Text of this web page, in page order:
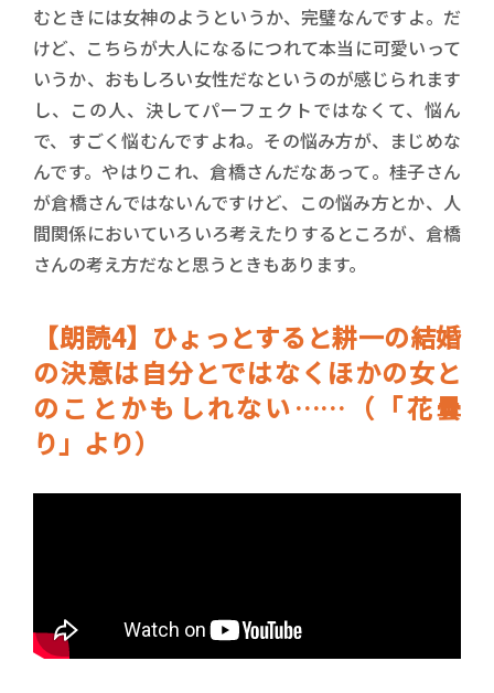
むときには女神のようというか、完璧なんですよ。だ
けど、こちらが大人になるにつれて本当に可愛いって
いうか、おもしろい女性だなというのが感じられます
し、この人、決してパーフェクトではなくて、悩ん
で、すごく悩むんですよね。その悩み方が、まじめな
んです。やはりこれ、倉橋さんだなあって。桂子さん
が倉橋さんではないんですけど、この悩み方とか、人
間関係においていろいろ考えたりするところが、倉橋
さんの考え方だなと思うときもあります。
【朗読4】ひょっとすると耕一の結婚
の決意は自分とではなくほかの女と
のことかもしれない……（「花曇
り」より）